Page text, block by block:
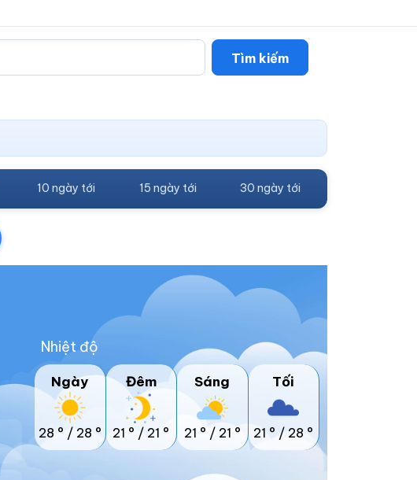
Tìm kiếm
10 ngày tới 15 ngày tới 30 ngày tới
Nhiệt độ
Ngày
28 ° / 28 °
Đêm
21 ° / 21 °
Sáng
21 ° / 21 °
Tối
21 ° / 28 °